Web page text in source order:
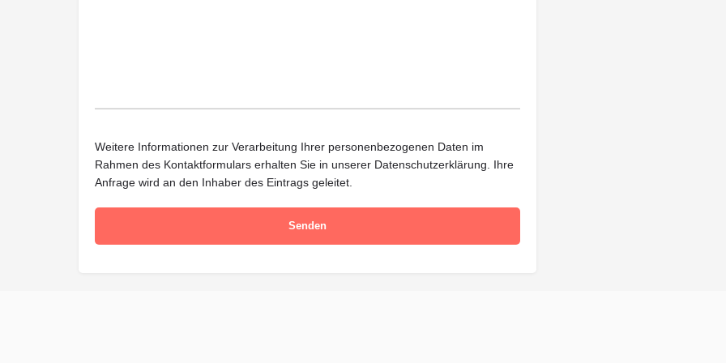
Weitere Informationen zur Verarbeitung Ihrer personenbezogenen Daten im
Rahmen des Kontaktformulars erhalten Sie in unserer Datenschutzerklärung . Ihre
Anfrage wird an den Inhaber des Eintrags geleitet.